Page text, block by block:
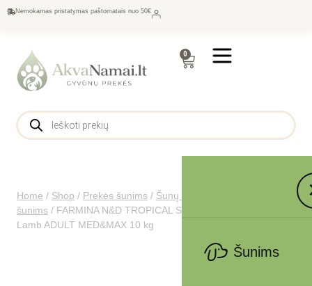
Nemokamas pristatymas paštomatais nuo 50€
0
Šunims
Home / Shop / Prekės šunims / Šunų maistas
šunims / FARMINA N&D TROPICAL SELECTION – DOG Dry
Lamb ADULT MED&MAX 10 kg